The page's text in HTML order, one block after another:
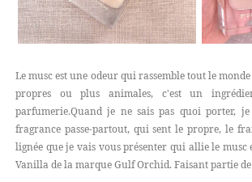
Le musc est une odeur qui rassemble tout le
propres ou plus animales, c'est un
parfumerie.Quand je ne sais pas quoi porter,
fragrance passe-partout, qui sent le propre, le
lignée que je vais vous présenter qui allie le
Vanilla de la marque Gulf Orchid. Faisant partie